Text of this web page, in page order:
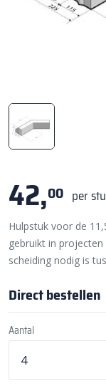
42,00 per
Hulpstuk voor de
gebruikt in
scheiding nodig is
Direct bestellen
Aantal